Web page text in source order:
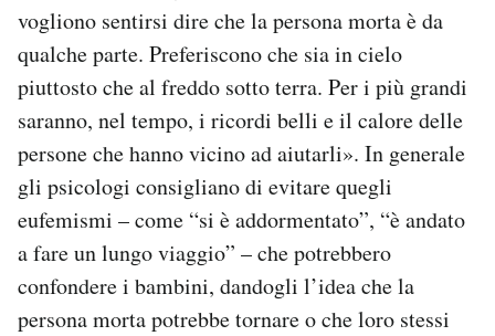
vogliono sentirsi dire che la persona morta è da
qualche parte. Preferiscono che sia in cielo
piuttosto che al freddo sotto terra. Per i più grandi
saranno, nel tempo, i ricordi belli e il calore delle
persone che hanno vicino ad aiutarli». In generale
gli psicologi consigliano di evitare quegli
eufemismi – come “si è addormentato”, “è andato
a fare un lungo viaggio” – che potrebbero
confondere i bambini, dandogli l’idea che la
persona morta potrebbe tornare o che loro stessi